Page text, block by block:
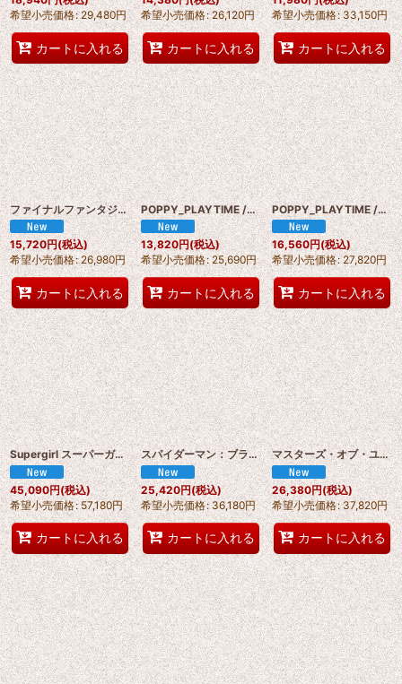
希望小売価格: 29,480円
カートに入れる
希望小売価格: 26,120円
カートに入れる
希望小売価格: 33,150円
カートに入れる
ファイナルファンタジー VII Tifa Lockhart /ティファ・ロックハート カウガール衣装 コスプレ衣装 abccos製 「受注生産」
15,720円(税込)
希望小売価格: 26,980円
カートに入れる
POPPY_PLAYTIME /ぽぴーぷれいたいむ Poppy(ポピー) コスプレ衣装 abccos製 「受注生産」
13,820円(税込)
希望小売価格: 25,690円
カートに入れる
POPPY_PLAYTIME /ぽぴーぷれいたいむ The Prototype(プロトタイプ) 実験体1006(号) コスプレ衣装 abccos製 「受注生産」
16,560円(税込)
希望小売価格: 27,820円
カートに入れる
Supergirl スーパーガール Lobo（ザ・ウルフ） The Wolf（ウルフ） カール・ロボ（Carl Lobo）コスプレ衣装 オーダーメイド可能 abccos製「受注生産」
45,090円(税込)
希望小売価格: 57,180円
カートに入れる
スパイダーマン：ブランド・ニュー・デイ（Spider-Man: Brand New Day）「手」 The Hand コスプレ衣装 abccos製 「受注生産」
25,420円(税込)
希望小売価格: 36,180円
カートに入れる
マスターズ・オブ・ユニバース（Masters of the Universe）ティーラ Teela コスプレ衣装 オーダーメイド可能 バラ売り可 abccos製「受注生産」
26,380円(税込)
希望小売価格: 37,820円
カートに入れる